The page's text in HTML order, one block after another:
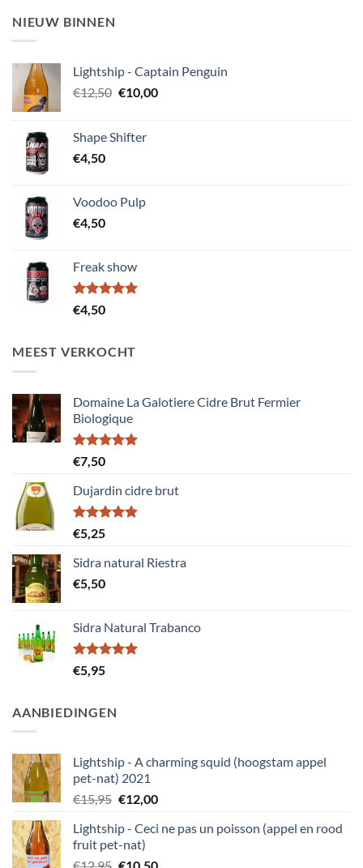
NIEUW BINNEN
Lightship - Captain Penguin
€12,50 Oorspronkelijke
€12,50.
€10,00Huidige
Shape Shifter
€4,50
Voodoo Pulp
€4,50
Freak show
Gewaardeerd
5.00
€4,50
MEEST VERKOCHT
Domaine La Galotiere Cidre Brut Fermier
Biologique
Gewaardeerd
5.00
€7,50
Dujardin cidre brut
Gewaardeerd
5.00
€5,25
Sidra natural Riestra
€5,50
Sidra Natural Trabanco
Gewaardeerd
5.00
€5,95
AANBIEDINGEN
Lightship - A charming squid (hoogstam appel
pet-nat) 2021
€15,95 Oorspronkelijke
was:
€15,95.
€12,00Huidige
is:
Lightship - Ceci ne pas un poisson (appel en rood
fruit pet-nat)
Oorspronkelijke
Huidige